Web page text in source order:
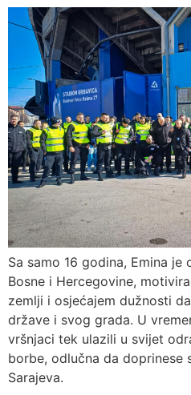
Sa samo 16 godina, Emina
Bosne i Hercegovine,
zemlji i osjećajem dužnosti
države i svog grada. U
vršnjaci tek ulazili u svijet
borbe, odlučna da doprinese
Sarajeva.